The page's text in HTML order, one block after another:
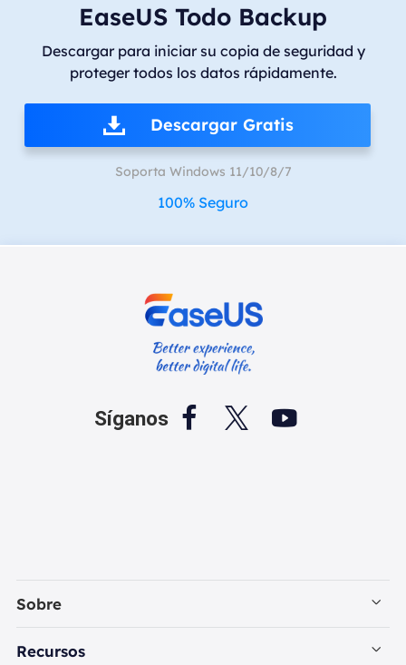
EaseUS Todo Backup
Descargar para iniciar su copia de seguridad y
proteger todos los datos rápidamente.
Descargar Gratis
Soporta Windows 11/10/8/7
100% Seguro
Síganos   
Sobre
Empresa
Recursos